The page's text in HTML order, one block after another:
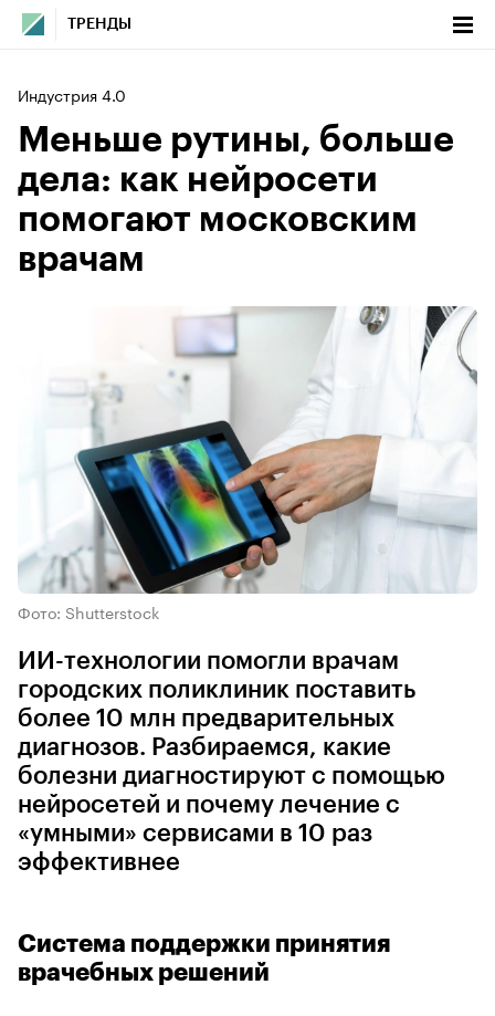
ТРЕНДЫ
Индустрия 4.0
Меньше рутины, больше
дела: как нейросети
помогают московским
врачам
Фото: Shutterstock
ИИ-технологии помогли врачам
городских поликлиник поставить
более 10 млн предварительных
диагнозов. Разбираемся, какие
болезни диагностируют с помощью
нейросетей и почему лечение с
«умными» сервисами в 10 раз
эффективнее
Система поддержки принятия
врачебных решений